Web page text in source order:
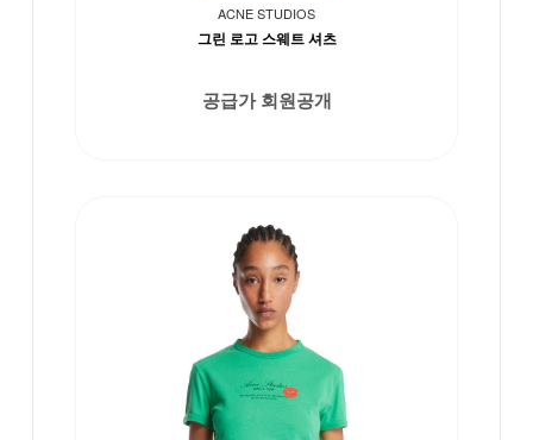
ACNE STUDIOS
그린 로고 스웨트 셔츠
공급가 회원공개